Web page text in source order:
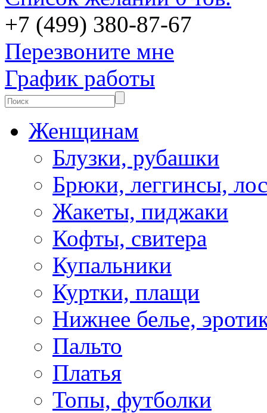
+7 (499) 380-87-67
Перезвоните мне
График работы
Женщинам
Блузки, рубашки
Брюки, леггинсы,
Жакеты, пиджаки
Кофты, свитера
Купальники
Куртки, плащи
Нижнее белье,
Пальто
Платья
Топы, футболки